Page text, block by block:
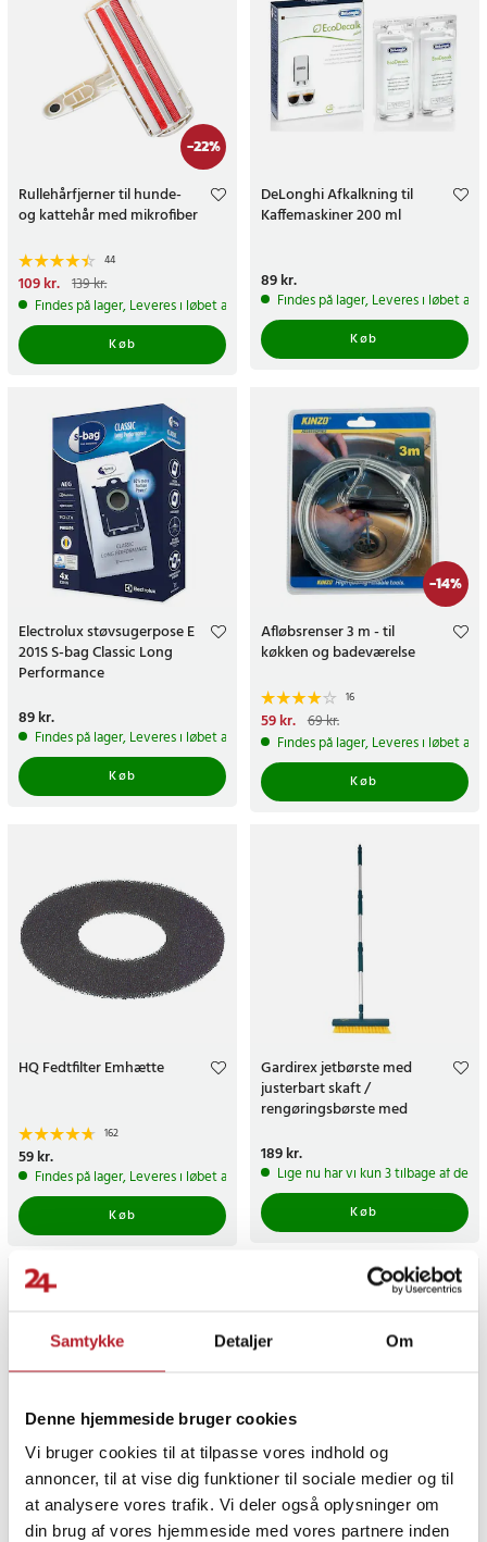
Samtykke Detaljer Om
Denne hjemmeside bruger cookies
Vi bruger cookies til at tilpasse vores indhold og
annoncer, til at vise dig funktioner til sociale medier og til
at analysere vores trafik. Vi deler også oplysninger om
din brug af vores hjemmeside med vores partnere inden
-22%
Rullehårfjerner til hunde-
og kattehår med mikrofiber
44
Nuværende pris
109 kr.Tidligere pris:139 kr.
109 kr. 139 kr.
Findes på lager, Leveres i løbet af 1-2 hverdage
Køb
DeLonghi Afkalkning til
Kaffemaskiner 200 ml
Pris:89 kr.
89 kr.
Findes på lager, Leveres i løbet af
Køb
Electrolux støvsugerpose E
201S S-bag Classic Long
Performance
Pris:89 kr.
89 kr.
Findes på lager, Leveres i løbet af 1-2 hverdage
Køb
-14%
Afløbsrenser 3 m - til
køkken og badeværelse
16
Nuværende pris
pris:69 kr.
59 kr. 69 kr.
Findes på lager, Leveres i løbet af
Køb
HQ Fedtfilter Emhætte
162
Pris:59 kr.
59 kr.
Findes på lager, Leveres i løbet af 1-2 hverdage
Køb
Gardirex jetbørste med
justerbart skaft /
rengøringsbørste med
til terrasse og stenplader
Pris:189 kr.
189 kr.
Lige nu har vi kun 3 tilbage af
Køb
Møbeldyse til Kärcher Puzzi
8/1, Puzzi 10/1
Sandblæsningspistol til
Kärchers K-serie